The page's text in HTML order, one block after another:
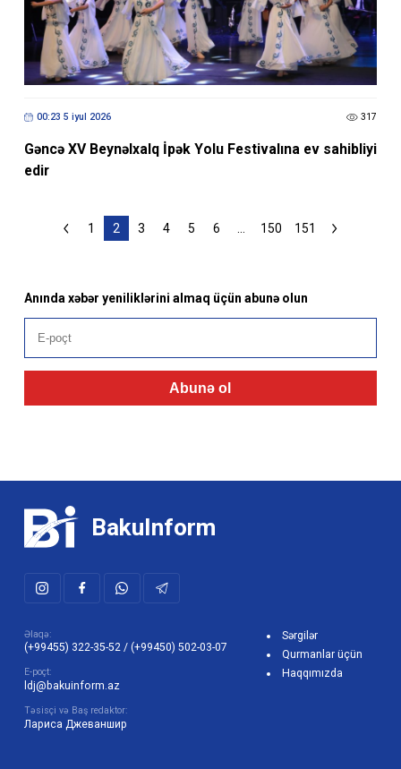
00:23 5 iyul 2026 317
Gəncə XV Beynəlxalq İpək Yolu Festivalına ev sahibliyi
edir
1 2 3 4 5 6 ... 150 151
Anında xəbər yeniliklərini almaq üçün abunə olun
Abunə ol
BakuInform
Əlaqə:
(+99455) 322-35-52/ (+99450) 502-03-07
E-poçt:
ldj@bakuinform.az
Təsisçi və Baş redaktor:
Лариса Джеваншир
Sərgilər
Qurmanlar üçün
Haqqımızda